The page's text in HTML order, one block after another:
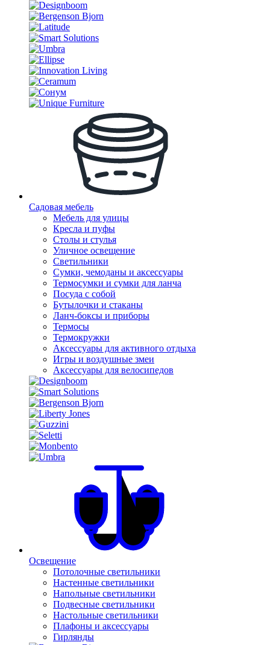
Садовая мебель
Мебель для улицы
Кресла и пуфы
Столы и стулья
Уличное освещение
Светильники
Сумки, чемоданы и аксессуары
Термосумки и сумки для ланча
Посуда с собой
Бутылочки и стаканы
Ланч-боксы и приборы
Термосы
Термокружки
Аксессуары для активного отдыха
Игры и воздушные змеи
Аксессуары для велосипедов
Освещение
Потолочные светильники
Настенные светильники
Напольные светильники
Подвесные светильники
Настольные светильники
Плафоны и аксессуары
Гирлянды